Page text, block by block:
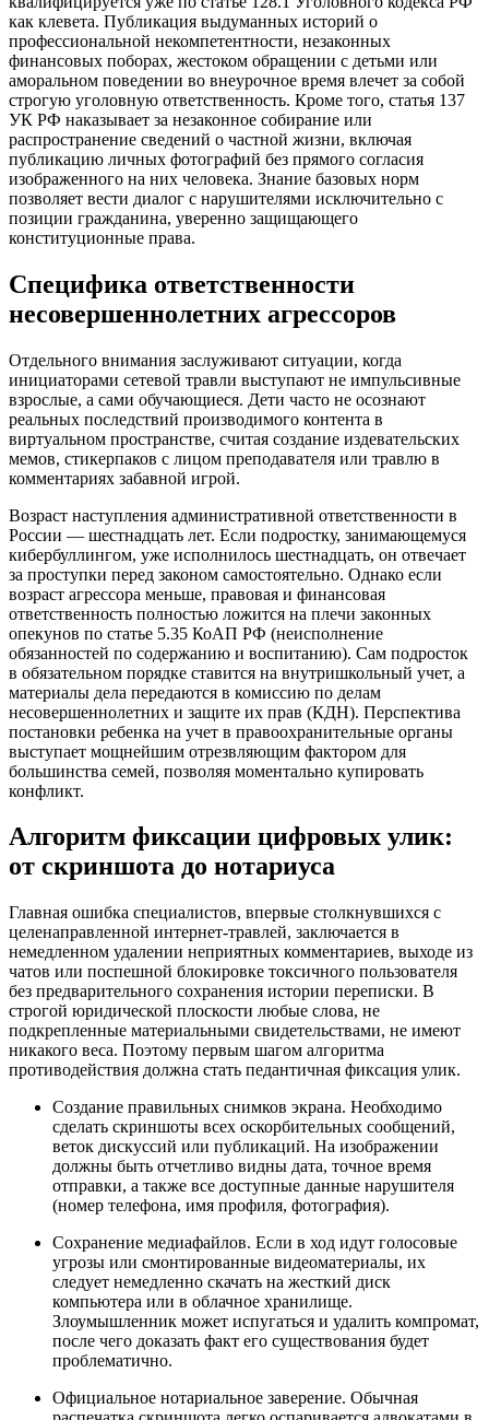
как клевета. Публикация выдуманных историй о
профессиональной некомпетентности, незаконных
финансовых поборах, жестоком обращении с детьми или
аморальном поведении во внеурочное время влечет за собой
строгую уголовную ответственность. Кроме того, статья 137
УК РФ наказывает за незаконное собирание или
распространение сведений о частной жизни, включая
публикацию личных фотографий без прямого согласия
изображенного на них человека. Знание базовых норм
позволяет вести диалог с нарушителями исключительно с
позиции гражданина, уверенно защищающего
конституционные права.
Специфика ответственности
несовершеннолетних агрессоров
Отдельного внимания заслуживают ситуации, когда
инициаторами сетевой травли выступают не импульсивные
взрослые, а сами обучающиеся. Дети часто не осознают
реальных последствий производимого контента в
виртуальном пространстве, считая создание издевательских
мемов, стикерпаков с лицом преподавателя или травлю в
комментариях забавной игрой.
Возраст наступления административной ответственности в
России — шестнадцать лет. Если подростку, занимающемуся
кибербуллингом, уже исполнилось шестнадцать, он отвечает
за проступки перед законом самостоятельно. Однако если
возраст агрессора меньше, правовая и финансовая
ответственность полностью ложится на плечи законных
опекунов по статье 5.35 КоАП РФ (неисполнение
обязанностей по содержанию и воспитанию). Сам подросток
в обязательном порядке ставится на внутришкольный учет, а
материалы дела передаются в комиссию по делам
несовершеннолетних и защите их прав (КДН). Перспектива
постановки ребенка на учет в правоохранительные органы
выступает мощнейшим отрезвляющим фактором для
большинства семей, позволяя моментально купировать
конфликт.
Алгоритм фиксации цифровых улик:
от скриншота до нотариуса
Главная ошибка специалистов, впервые столкнувшихся с
целенаправленной интернет-травлей, заключается в
немедленном удалении неприятных комментариев, выходе из
чатов или поспешной блокировке токсичного пользователя
без предварительного сохранения истории переписки. В
строгой юридической плоскости любые слова, не
подкрепленные материальными свидетельствами, не имеют
никакого веса. Поэтому первым шагом алгоритма
противодействия должна стать педантичная фиксация улик.
Создание правильных снимков экрана. Необходимо
сделать скриншоты всех оскорбительных сообщений,
веток дискуссий или публикаций. На изображении
должны быть отчетливо видны дата, точное время
отправки, а также все доступные данные нарушителя
(номер телефона, имя профиля, фотография).
Сохранение медиафайлов. Если в ход идут голосовые
угрозы или смонтированные видеоматериалы, их
следует немедленно скачать на жесткий диск
компьютера или в облачное хранилище.
Злоумышленник может испугаться и удалить компромат,
после чего доказать факт его существования будет
проблематично.
Официальное нотариальное заверение. Обычная